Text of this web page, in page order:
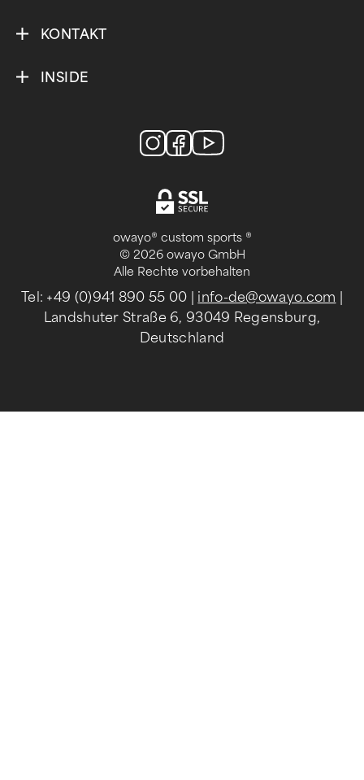
KONTAKT
INSIDE
owayo® custom sports ®
© 2026 owayo GmbH
Alle Rechte vorbehalten
Tel: +49 (0)941 890 55 00 info-de@owayo.com
Landshuter Straße 6, 93049 Regensburg,
Deutschland